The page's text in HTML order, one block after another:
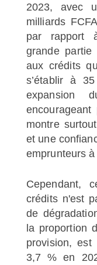
2023, avec
milliards
par rapport
grande
aux crédits
s’établir à
expansion
montre
et une
emprunteurs
Cependant,
crédits n'est
de
la proportion
provision,
3,7 % en